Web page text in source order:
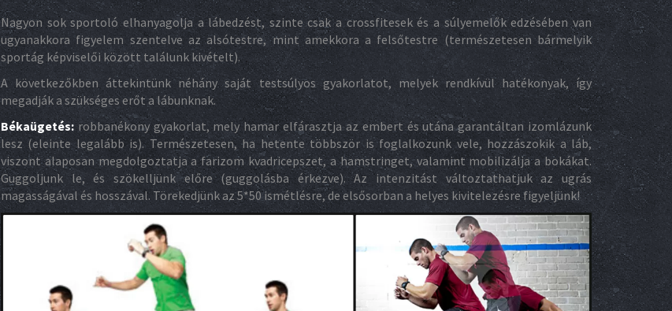
Nagyon sok sportoló elhanyagolja a lábedzést, szinte csak a crossfitesek és a súlyemelők edzésében van
ugyanakkora figyelem szentelve az alsótestre, mint amekkora a felsőtestre (természetesen bármelyik
sportág képviselői között találunk kivételt).
A következőkben áttekintünk néhány saját testsúlyos gyakorlatot, melyek rendkívül hatékonyak, így
megadják a szükséges erőt a lábunknak.
Békaügetés: robbanékony gyakorlat, mely hamar elfárasztja az embert és utána garantáltan izomlázunk
lesz (eleinte legalább is). Természetesen, ha hetente többször is foglalkozunk vele, hozzászokik a láb,
viszont alaposan megdolgoztatja a farizom kvadricepszet, a hamstringet, valamint mobilizálja a bokákat.
Guggoljunk le, és szökelljünk előre (guggolásba érkezve). Az intenzitást változtathatjuk az ugrás
magasságával és hosszával. Törekedjünk az 5*50 ismétlésre, de elsősorban a helyes kivitelezésre figyeljünk!